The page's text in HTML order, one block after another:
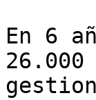
En 6